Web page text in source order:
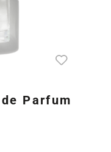
Parfum